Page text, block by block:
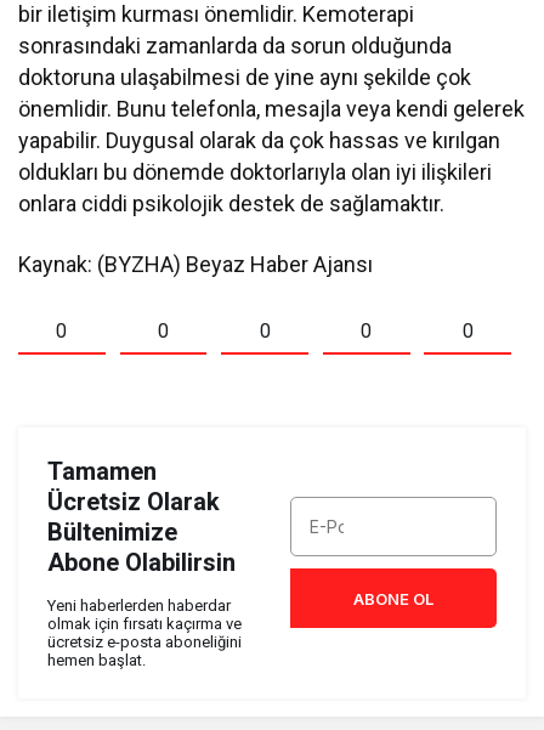
bir iletişim kurması önemlidir. Kemoterapi
sonrasındaki zamanlarda da sorun olduğunda
doktoruna ulaşabilmesi de yine aynı şekilde çok
önemlidir. Bunu telefonla, mesajla veya kendi gelerek
yapabilir. Duygusal olarak da çok hassas ve kırılgan
oldukları bu dönemde doktorlarıyla olan iyi ilişkileri
onlara ciddi psikolojik destek de sağlamaktır.
Kaynak: (BYZHA) Beyaz Haber Ajansı
0 0 0 0 0
Tamamen
Ücretsiz Olarak
Bültenimize
Abone Olabilirsin
Yeni haberlerden haberdar
olmak için fırsatı kaçırma ve
ücretsiz e-posta aboneliğini
hemen başlat.
ABONE OL